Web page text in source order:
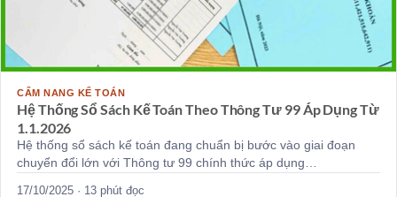
CẨM NANG KẾ TOÁN
Hệ Thống Sổ Sách Kế Toán Theo Thông Tư 99 Áp Dụng Từ
1.1.2026
Hệ thống sổ sách kế toán đang chuẩn bị bước vào giai đoạn
chuyển đổi lớn với Thông tư 99 chính thức áp dụng…
17/10/2025 · 13 phút đọc